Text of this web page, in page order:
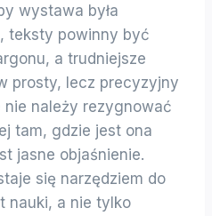
wystawa była
teksty powinny być
a trudniejsze
prosty, lecz precyzyjny
nie należy rezygnować
tam, gdzie jest ona
jasne objaśnienie.
się narzędziem do
nauki, a nie tylko